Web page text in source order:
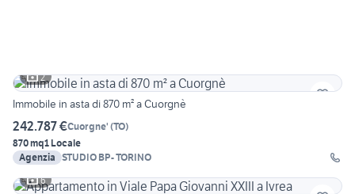
2
Immobile in asta di 870 m² a Cuorgnè
242.787 €Cuorgne' (TO)
870 mq1 Locale
Agenzia STUDIO BP- TORINO
6